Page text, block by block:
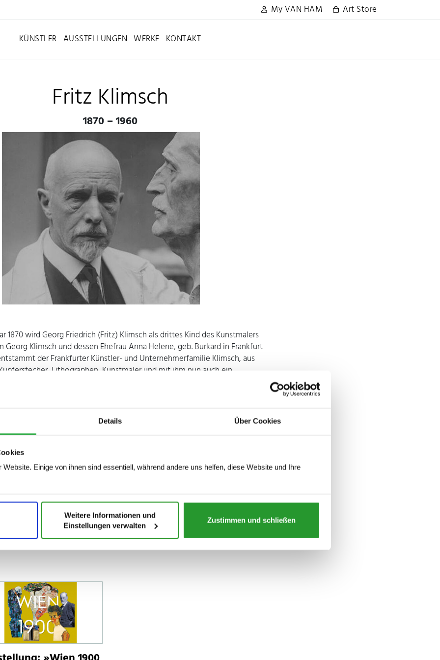
Details Über Cookies
Einige von ihnen sind essentiell, während andere uns helfen, diese Website und Ihre
Weitere Informationen und
Einstellungen verwalten
Zustimmen und schließen
My VAN HAM Art Store
KÜNSTLER AUSSTELLUNGEN WERKE KONTAKT
Fritz Klimsch
1870 – 1960
1870 wird Georg Friedrich (Fritz) Klimsch als drittes Kind des Kunstmalers
Georg Klimsch und dessen Ehefrau Anna Helene, geb. Burkard in Frankfurt
der Frankfurter Künstler- und Unternehmerfamilie Klimsch, aus
Lithographen, Kunstmaler und mit ihm nun auch ein
von Frankfurt nach Berlin zum Studium an die Königliche Akademische
bildende Künste. Dort studiert er zunächst in der Modellierklasse von
danach bei Fritz Schaper. Als seine eigentlichen Lehrmeister nennt er
„Erinnerungen und Gedanken eines Bildhauers“ Auguste Rodin und